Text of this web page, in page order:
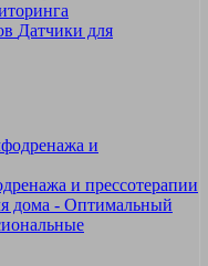
Датчики для
и прессотерапии
дома - Оптимальный